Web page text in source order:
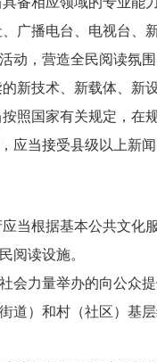
广播电台、电视台、
动，营造全民阅读氛围
新技术、新载体、新
照国家有关规定，在
应当接受县级以上新
当根据基本公共文化
阅读设施。
会力量举办的向公众
道）和村（社区）基